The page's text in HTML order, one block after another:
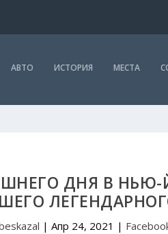
АВТО ИСТОРИЯ МЕСТА
ДНЯ В
| Апр 24, 2021 |